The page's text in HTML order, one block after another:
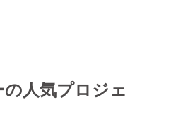
し
で 人気プロジェ